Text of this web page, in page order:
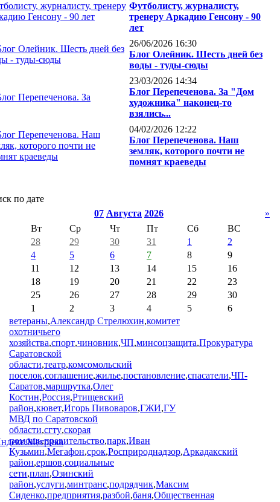
Футболисту, журналисту,
тренеру Аркадию Генсону - 90
лет
26/06/2026 16:30
Блог Олейник. Шесть дней без
воды - туды-сюды
23/03/2026 14:34
Блог Перепеченова. За "Дом
художника" наконец-то
взялись...
04/02/2026 12:22
Блог Перепеченова. Наш
земляк, которого почти не
помнят краеведы
по дате
07 Августа 2026
»
Вт Ср Чт Пт Сб
ВС
28 29 30 31 1
2
4 5 6 7 8
9
11 12 13 14 15
16
18 19 20 21 22
23
25 26 27 28 29
30
1 2 3 4 5
6
ветераны,Александр Стрелюхин,комитет
охотничьего
хозяйства,спорт,чиновник,ЧП,минсоцзащита,Прокуратура
Саратовской
области,театр,комсомольский
поселок,соглашение,жилье,постановление,спасатели,ЧП-
Саратов,маршрутка,Олег
Костин,Россия,Ртищевский
район,кювет,Игорь Пивоваров,ГЖИ,ГУ
МВД по Саратовской
области,сгту,скорая
помощь,правительство,парк,Иван
Кузьмин,Мегафон,срок,Росприроднадзор,Аркадакский
район,ершов,социальные
сети,план,Озинский
район,услуги,минтранс,подрядчик,Максим
Сиденко,предприятия,разбой,баня,Общественная